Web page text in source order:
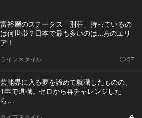
富裕層のステータス「別荘」持っているの
は何世帯？日本で最も多いのは...あのエリ
ア！
ライフスタイル 37
芸能界に入る夢を諦めて就職したものの、
1年で退職。ゼロから再チャレンジした
ら…
ライフスタイル